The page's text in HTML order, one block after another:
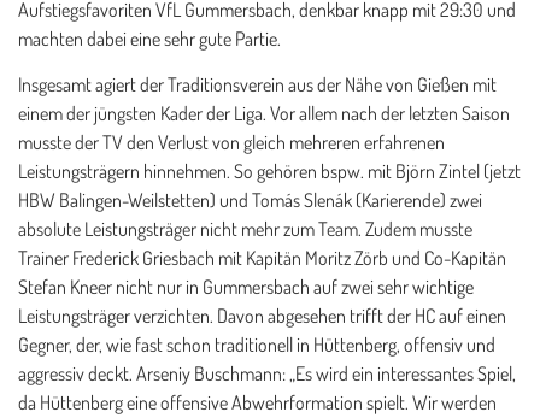
Aufstiegsfavoriten VfL Gummersbach, denkbar knapp mit 29:30 und
machten dabei eine sehr gute Partie.
Insgesamt agiert der Traditionsverein aus der Nähe von Gießen mit
einem der jüngsten Kader der Liga. Vor allem nach der letzten Saison
musste der TV den Verlust von gleich mehreren erfahrenen
Leistungsträgern hinnehmen. So gehören bspw. mit Björn Zintel (jetzt
HBW Balingen-Weilstetten) und Tomás Slenák (Karierende) zwei
absolute Leistungsträger nicht mehr zum Team. Zudem musste
Trainer Frederick Griesbach mit Kapitän Moritz Zörb und Co-Kapitän
Stefan Kneer nicht nur in Gummersbach auf zwei sehr wichtige
Leistungsträger verzichten. Davon abgesehen trifft der HC auf einen
Gegner, der, wie fast schon traditionell in Hüttenberg, offensiv und
aggressiv deckt. Arseniy Buschmann: „Es wird ein interessantes Spiel,
da Hüttenberg eine offensive Abwehrformation spielt. Wir werden